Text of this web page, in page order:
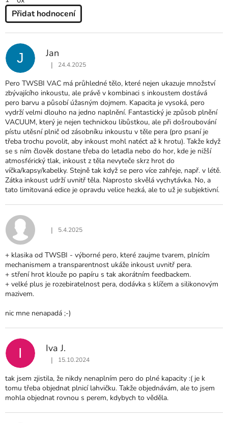
Přidat hodnocení
P
I
S
H
O
D
N
O
C
E
N
Í
J Jan
Hodnocení produktu je 5 z 5 hvězdiček.
| 24.4.2025
Pero TWSBI VAC má průhledné tělo, které nejen ukazuje množství
zbývajícího inkoustu, ale právě v kombinaci s inkoustem dostává
pero barvu a působí úžasným dojmem. Kapacita je vysoká, pero
vydrží velmi dlouho na jedno naplnění. Fantastický je způsob plnění
VACUUM, který je nejen technickou libůstkou, ale při došroubování
pístu utěsní plnič od zásobníku inkoustu v těle pera (pro psaní je
třeba trochu povolit, aby inkoust mohl natéct až k hrotu). Takže když
se s ním člověk dostane třeba do letadla nebo do hor, kde je nižší
atmosférický tlak, inkoust z těla nevyteče skrz hrot do
víčka/kapsy/kabelky. Stejně tak když se pero více zahřeje, např. v létě.
Zátka inkoust udrží uvnitř těla. Naprosto skvělá vychytávka. No, a
tato limitovaná edice je opravdu velice hezká, ale to už je subjektivní.
Hodnocení produktu je 5 z 5 hvězdiček.
| 5.4.2025
+ klasika od TWSBI - výborné pero, které zaujme tvarem, plnícím
mechanismem a transparentnost ukáže inkoust uvnitř pera.
+ stření hrot klouže po papíru s tak akorátním feedbackem.
+ velké plus je rozebiratelnost pera, dodávka s klíčem a silikonovým
mazivem.
nic mne nenapadá ;-)
I Iva J.
Hodnocení produktu je 5 z 5 hvězdiček.
| 15.10.2024
tak jsem zjistila, že nikdy nenaplním pero do plné kapacity :( je k
tomu třeba objednat plnicí lahvičku. Takže objednávám, ale to jsem
mohla objednat rovnou s perem, kdybych to věděla.